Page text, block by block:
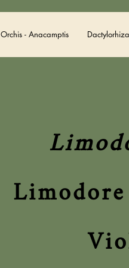
Orchis - Anacamptis